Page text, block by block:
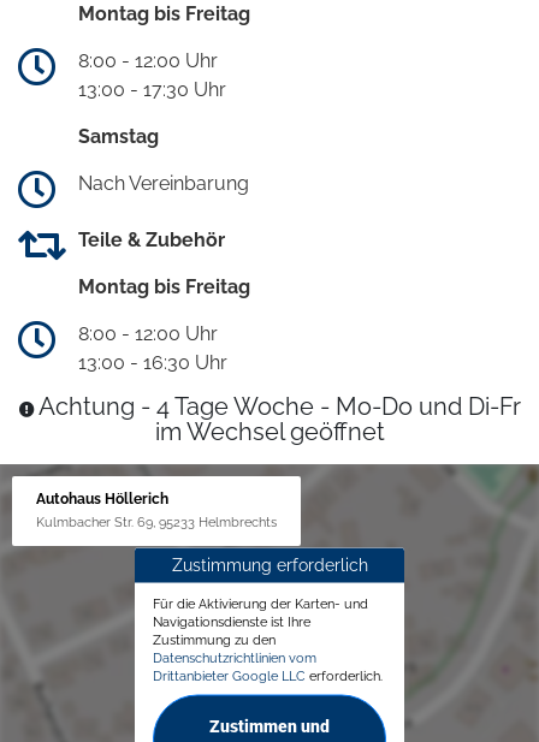
Montag bis Freitag
8:00 - 12:00 Uhr
13:00 - 17:30 Uhr
Samstag
Nach Vereinbarung
Teile & Zubehör
Montag bis Freitag
8:00 - 12:00 Uhr
13:00 - 16:30 Uhr
Achtung - 4 Tage Woche - Mo-Do und Di-Fr
im Wechsel geöffnet
Autohaus Höllerich
Kulmbacher Str. 69, 95233 Helmbrechts
Zustimmung erforderlich
Für die Aktivierung der Karten- und
Navigationsdienste ist Ihre
Zustimmung zu den
Datenschutzrichtlinien vom
Drittanbieter Google LLC erforderlich.
Zustimmen und